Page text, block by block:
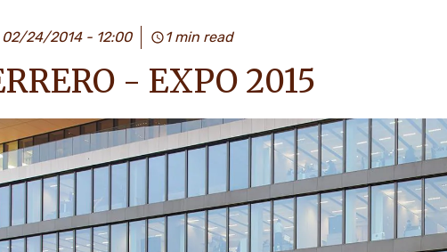
02/24/2014 - 12:00 1 min read
- EXPO 2015